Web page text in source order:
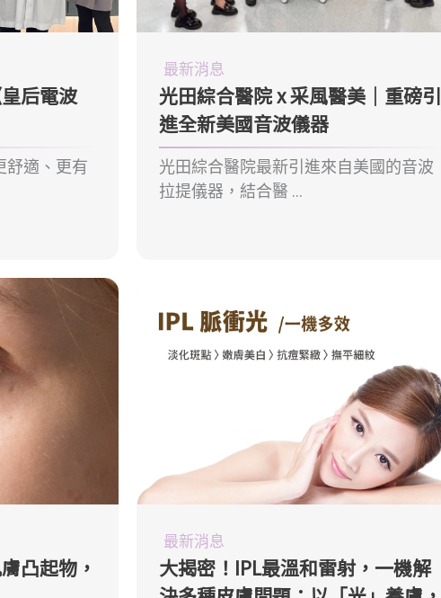
后電波
舒適、更有
最新消息
光田綜合醫院 x 采風醫美｜重磅引
進全新美國音波儀器
光田綜合醫院最新引進來自美國的音波
拉提儀器，結合醫 ...
凸起物，
最新消息
大揭密！IPL最溫和雷射，一機解